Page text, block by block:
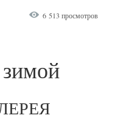
6 513 просмотров